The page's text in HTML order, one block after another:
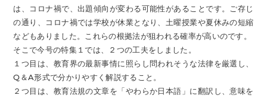
は、コロナ禍で、出題傾向が変わる可能性があることです。ご存じ
の通り、コロナ禍では学校が休業となり、土曜授業や夏休みの短縮
などもありました。これらの根拠法が狙われる確率が高いのです。
そこで今号の特集１では、２つの工夫をしました。
１つ目は、教育界の最新事情に照らし問われそうな法律を厳選し、
Q＆A形式で分かりやすく解説すること。
２つ目は、教育法規の文章を「やわらか日本語」に翻訳し、意味を